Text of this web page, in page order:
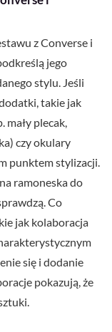
z Converse i
jego
stylu. Jeśli
takie jak
plecak,
czy okulary
punktem stylizacji.
ramoneska do
Co
jak kolaboracja
się i dodanie
pokazują, że